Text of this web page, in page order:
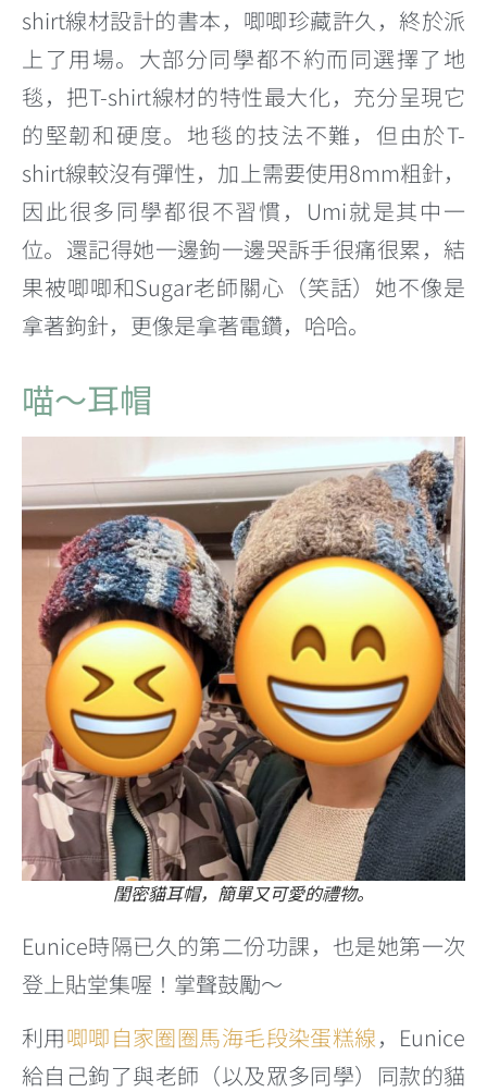
shirt線材設計的書本，唧唧珍藏許久，終於派
上了用場。大部分同學都不約而同選擇了地
毯，把T-shirt線材的特性最大化，充分呈現它
的堅韌和硬度。地毯的技法不難，但由於T-
shirt線較沒有彈性，加上需要使用8mm粗針，
因此很多同學都很不習慣，Umi就是其中一
位。還記得她一邊鉤一邊哭訴手很痛很累，結
果被唧唧和Sugar老師關心（笑話）她不像是
拿著鉤針，更像是拿著電鑽，哈哈。
喵～耳帽
閨密貓耳帽，簡單又可愛的禮物。
Eunice時隔已久的第二份功課，也是她第一次
登上貼堂集喔！掌聲鼓勵～
利用唧唧自家圈圈馬海毛段染蛋糕線，Eunice
給自己鉤了與老師（以及眾多同學）同款的貓